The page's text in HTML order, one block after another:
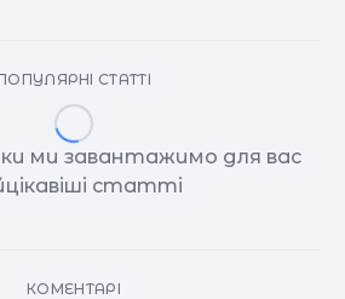
СТАТТІ
ми завантажимо для вас
статті
КОМЕНТАРІ